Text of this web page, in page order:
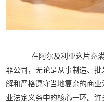
在阿尔及利亚这片充满
器公司，无论是从事制造、
解和严格遵守当地复杂的商
业法定义务中的核心一环。